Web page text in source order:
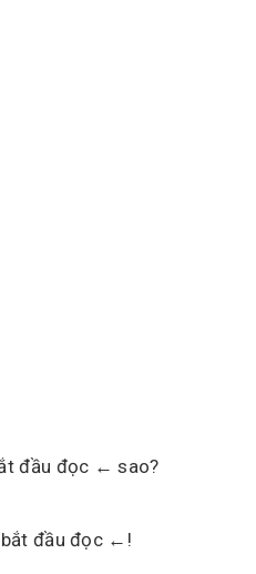
đầu đọc ← sao?
bắt đầu đọc ←!